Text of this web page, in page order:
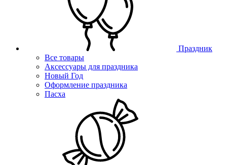
Праздник
Все товары
Аксессуары для праздника
Новый Год
Оформление праздника
Пасха